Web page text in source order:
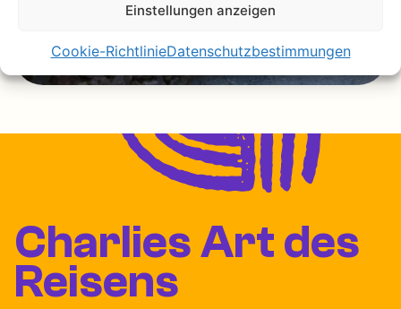
Einstellungen anzeigen
Cookie-RichtlinieDatenschutzbestimmungen
Charlies Art des
Reisens